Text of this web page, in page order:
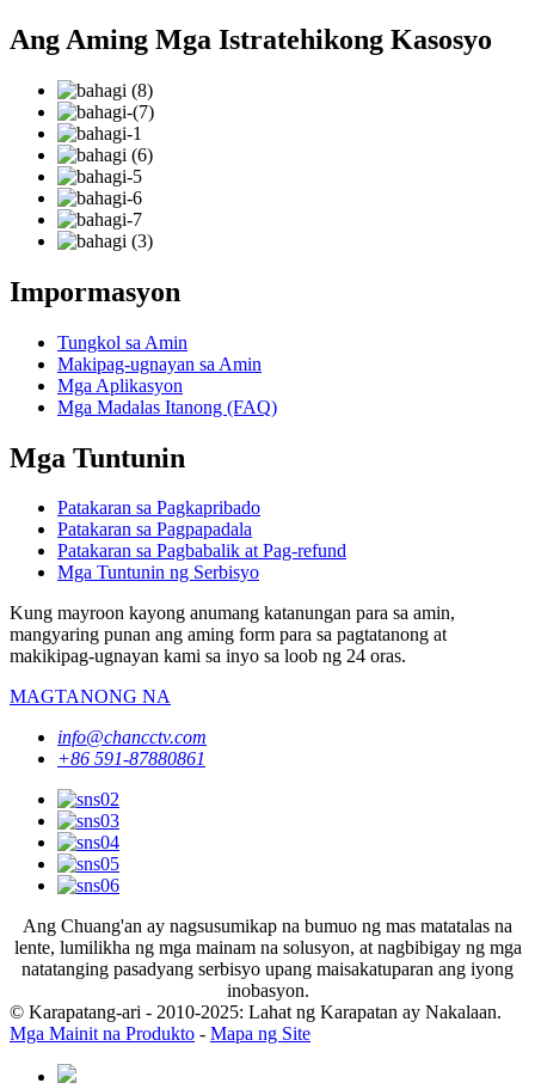
Ang Aming Mga Istratehikong Kasosyo
Impormasyon
Tungkol sa Amin
Makipag-ugnayan sa Amin
Mga Aplikasyon
Mga Madalas Itanong (FAQ)
Mga Tuntunin
Patakaran sa Pagkapribado
Patakaran sa Pagpapadala
Patakaran sa Pagbabalik at Pag-refund
Mga Tuntunin ng Serbisyo
Kung mayroon kayong anumang katanungan para sa amin,
mangyaring punan ang aming form para sa pagtatanong at
makikipag-ugnayan kami sa inyo sa loob ng 24 oras.
MAGTANONG NA
info@chancctv.com
+86 591-87880861
Ang Chuang'an ay nagsusumikap na bumuo ng mas matatalas na
lente, lumilikha ng mga mainam na solusyon, at nagbibigay ng mga
natatanging pasadyang serbisyo upang maisakatuparan ang iyong
inobasyon.
© Karapatang-ari - 2010-2025: Lahat ng Karapatan ay Nakalaan.
Mga Mainit na Produkto - Mapa ng Site